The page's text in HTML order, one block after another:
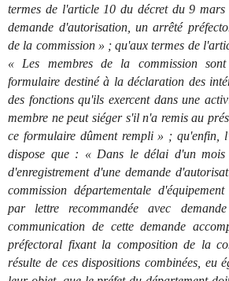
termes de l'article 10 du décret du 9
demande d'autorisation, un arrêté
de la commission » ; qu'aux termes de
« Les membres de la commission
formulaire destiné à la déclaration des
des fonctions qu'ils exercent dans une
membre ne peut siéger s'il n'a remis au
ce formulaire dûment rempli » ; qu'enfin,
dispose que : « Dans le délai d'un
d'enregistrement d'une demande
commission départementale
par lettre recommandée avec
communication de cette demande
préfectoral fixant la composition de la
résulte de ces dispositions combinées, eu